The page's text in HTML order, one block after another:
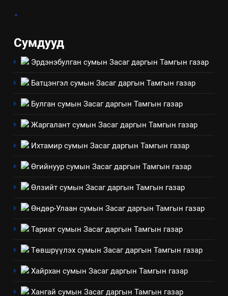
технологийн хүн, мал, амьтны
үзүүлэх буюу үзүүлж байгаа
мэдээлэл
1
долоо хоног-2025
НЭЭЛТТЭЙ ЗАСГИЙН ТҮНШЛЭЛ
“БИД ИРГЭДЭЭ СОНСОЖ,
БАЙГУУЛНА
ЗАР ТАЗ-ЫН САЛБАР ЗӨВЛӨЛ
ТАЗ-ЫН САЛБАР ЗӨВЛӨЛ
4
Төрийн албаны зөвлөлийн
Архангай аймаг дахь салбар
.
Сумдууд
Эрдэнэбулган сумын Засаг даргын Тамгын газар
Батцэнгэл сумын Засаг даргын Тамгын газар
Булган сумын Засаг даргын Тамгын газар
Жаргалант сумын Засаг даргын Тамгын газар
Ихтамир сумын Засаг даргын Тамгын газар
Өгийнуур сумын Засаг даргын Тамгын газар
Өлзийт сумын Засаг даргын Тамгын газар
Өндөр-Улаан сумын Засаг даргын Тамгын газар
Тариат сумын Засаг даргын Тамгын газар
Төвшрүүлэх сумын Засаг даргын Тамгын газар
Хайрхан сумын Засаг даргын Тамгын газар
Хангай сумын Засаг даргын Тамгын газар